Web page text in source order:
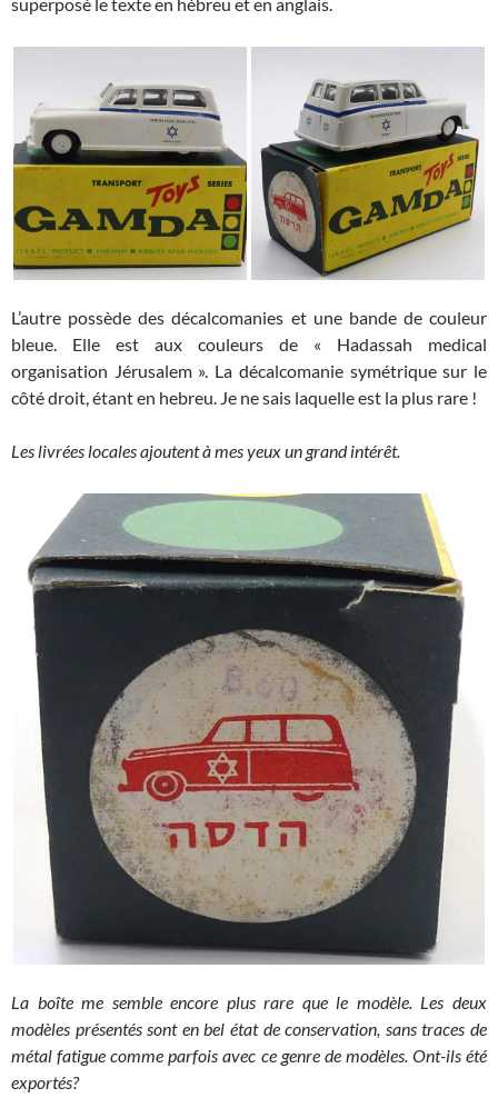
L’autre possède des décalcomanies et une bande de couleur
bleue. Elle est aux couleurs de « Hadassah medical
organisation Jérusalem ». La décalcomanie symétrique sur le
côté droit, étant en hebreu. Je ne sais laquelle est la plus rare !
Les livrées locales ajoutent à mes yeux un grand intérêt.
La boîte me semble encore plus rare que le modèle. Les deux
modèles présentés sont en bel état de conservation, sans traces de
métal fatigue comme parfois avec ce genre de modèles. Ont-ils été
exportés?